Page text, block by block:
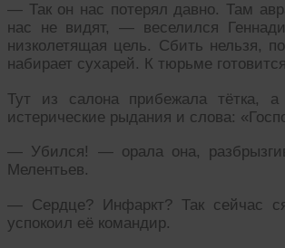
— Так он нас потерял давно. Там
нас не видят, — веселился
низколетящая цель. Сбить нельзя,
набирает сухарей. К тюрьме
Тут из салона прибежала тётка,
истерические рыдания и слова:
— Убился! — орала она,
Мелентьев.
— Сердце? Инфаркт? Так сейчас
успокоил её командир.